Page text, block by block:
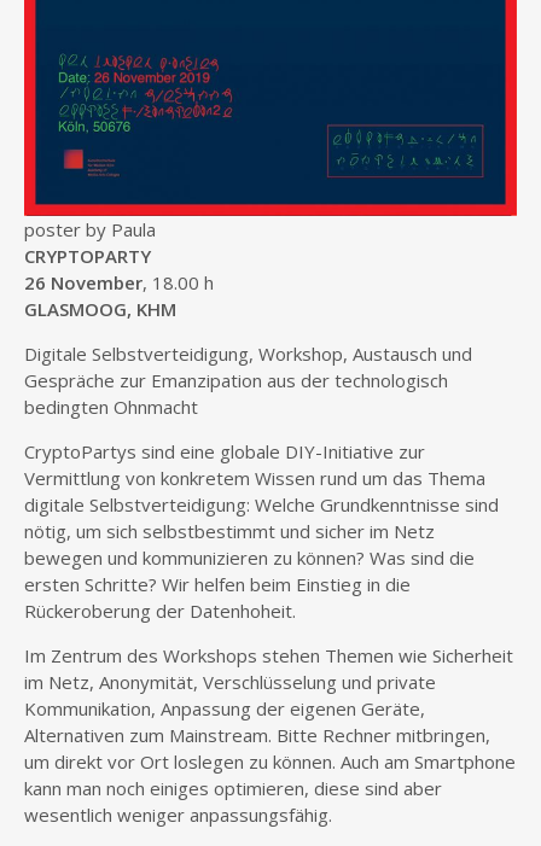
poster by Paula
CRYPTOPARTY
26 November, 18.00 h
GLASMOOG, KHM
Digitale Selbstverteidigung, Workshop, Austausch und
Gespräche zur Emanzipation aus der technologisch
bedingten Ohnmacht
CryptoPartys sind eine globale DIY-Initiative zur
Vermittlung von konkretem Wissen rund um das Thema
digitale Selbstverteidigung: Welche Grundkenntnisse sind
nötig, um sich selbstbestimmt und sicher im Netz
bewegen und kommunizieren zu können? Was sind die
ersten Schritte? Wir helfen beim Einstieg in die
Rückeroberung der Datenhoheit.
Im Zentrum des Workshops stehen Themen wie Sicherheit
im Netz, Anonymität, Verschlüsselung und private
Kommunikation, Anpassung der eigenen Geräte,
Alternativen zum Mainstream. Bitte Rechner mitbringen,
um direkt vor Ort loslegen zu können. Auch am Smartphone
kann man noch einiges optimieren, diese sind aber
wesentlich weniger anpassungsfähig.